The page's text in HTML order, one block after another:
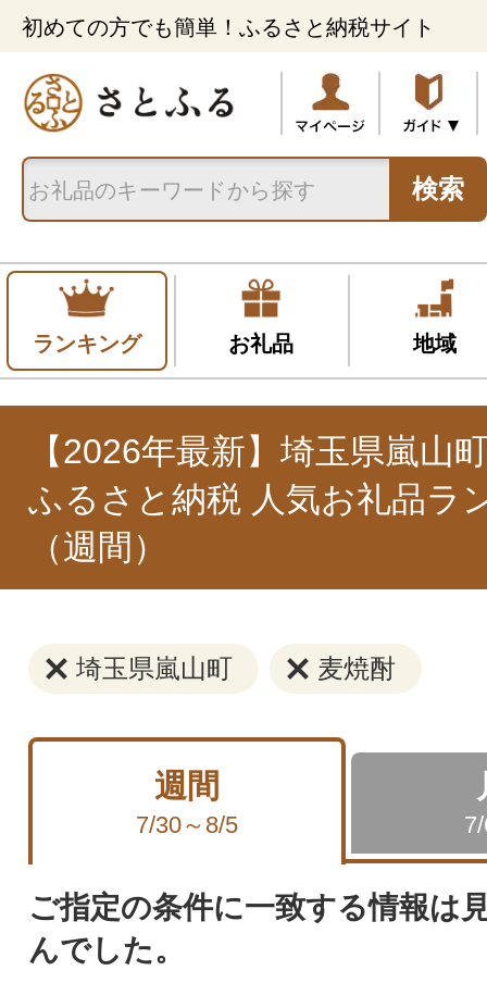
初めての方でも簡単！ふるさと納税サイト
検索
ランキング お礼品 地域
【2026年最新】埼玉県嵐山
ふるさと納税 人気お礼品ラ
（週間）
埼玉県嵐山町 麦焼酎
週間
7/30～8/5
ご指定の条件に一致する情報は
んでした。